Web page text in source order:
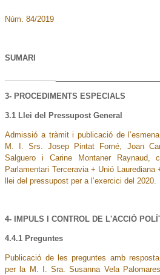
Núm. 84/2019
SUMARI
3- PROCEDIMENTS ESPECIALS
3.1 Llei del Pressupost General
Admissió a tràmit i publicació de
M. I. Srs. Josep Pintat Forné, Joan
Salguero i Carine Montaner Raynaud,
Parlamentari Terceravia + Unió
llei del pressupost per a l’exercici del 2020.
4- IMPULS I CONTROL DE L'ACCIÓ
4.4.1 Preguntes
Publicació de les preguntes amb
per la M. I. Sra. Susanna Vela